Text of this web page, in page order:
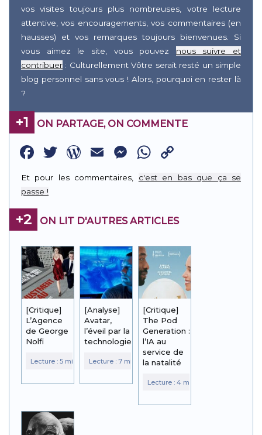
vos visites toujours plus nombreuses, votre lecture
attentive, vos encouragements, vos commentaires (en
hausses) et vos remarques toujours bienvenues. Si
vous aimez le site, vous pouvez nous suivre et
contribuer : Culturellement Vôtre serait resté un simple
blog personnel sans vous ! Alors, pourquoi en rester là
?
+1 ON PARTAGE, ON COMMENTE
Facebook
Twitter
WordPress
EmailMessenger
WhatsApp
Link
Et pour les commentaires, c'est en bas que ça se
passe !
+2 ON LIT D'AUTRES ARTICLES
[Critique]
L’Agence
de George
Nolfi
[Analyse]
Avatar,
l’éveil par la
technologie
[Critique]
The Pod
Generation :
l’IA au
service de
la natalité